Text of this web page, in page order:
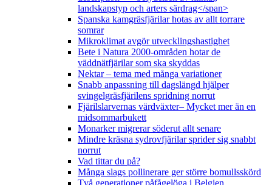
landskapstyp och arters särdrag</span>
Spanska kamgräsfjärilar hotas av allt torrare
somrar
Mikroklimat avgör utvecklingshastighet
Bete i Natura 2000-områden hotar de
väddnätfjärilar som ska skyddas
Nektar – tema med många variationer
Snabb anpassning till dagslängd hjälper
svingelgräsfjärilens spridning norrut
Fjärilslarvernas värdväxter– Mycket mer än en
midsommarbukett
Monarker migrerar söderut allt senare
Mindre kräsna sydrovfjärilar sprider sig snabbt
norrut
Vad tittar du på?
Många slags pollinerare ger större bomullsskörd
Två generationer påfågelöga i Belgien